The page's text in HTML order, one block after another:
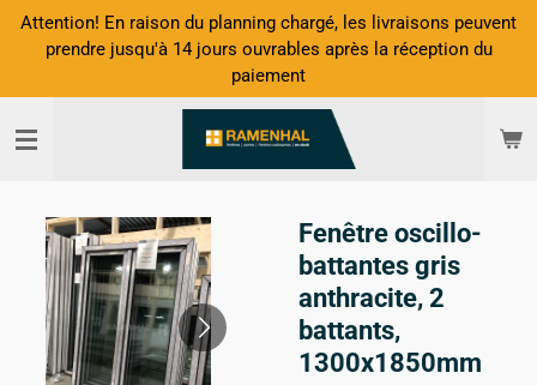
Passer
principal
Attention! En raison du planning chargé, les livraisons peuvent
prendre jusqu'à 14 jours ouvrables après la réception du
paiement
Fenêtre oscillo-
battantes gris
anthracite, 2
battants,
1300x1850mm